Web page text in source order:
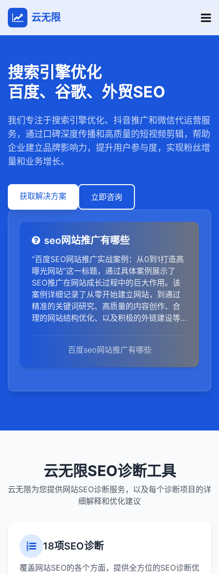
云无限
搜索引擎优化
百度、谷歌、外贸SEO
我们专注于搜索引擎优化、抖音推广和微信代运营服
务，通过口碑深度传播和高质量的短视频剪辑，帮助
企业建立品牌影响力，提升用户参与度，实现粉丝增
量和业务增长。
获取解决方案 立即咨询
seo网站推广有哪些
“百度SEO网站推广实战案例：从0到1打造高
曝光网站”这一标题，通过具体案例展示了
SEO推广在网站成长过程中的巨大作用。该
案例详细记录了从零开始建立网站，到通过
精准的关键词研究、高质量的内容创作、合
理的网站结构优化、以及积极的外链建设等
仅涉及了SEO技术的运用，还包含了市场洞
察、用户分析、竞争对手研究等多方面的考
功吸引了大量目标用户，实现了从默默无闻
百度seo网站推广有哪些
云无限SEO诊断工具
云无限为您提供网站SEO诊断服务，以及每个诊断项目的详
细解释和优化建议
18项SEO诊断
覆盖网站SEO的各个方面，提供全方位的SEO诊断优